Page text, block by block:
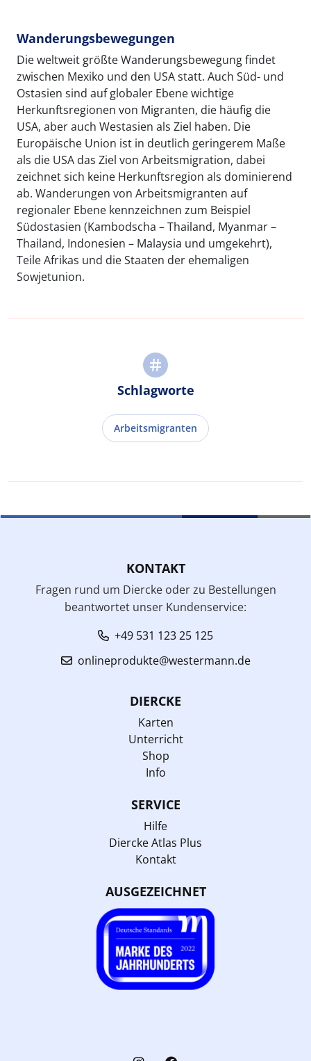
Wanderungsbewegungen
Die weltweit größte Wanderungsbewegung findet
zwischen Mexiko und den USA statt. Auch Süd- und
Ostasien sind auf globaler Ebene wichtige
Herkunftsregionen von Migranten, die häufig die
USA, aber auch Westasien als Ziel haben. Die
Europäische Union ist in deutlich geringerem Maße
als die USA das Ziel von Arbeitsmigration, dabei
zeichnet sich keine Herkunftsregion als dominierend
ab. Wanderungen von Arbeitsmigranten auf
regionaler Ebene kennzeichnen zum Beispiel
Südostasien (Kambodscha – Thailand, Myanmar –
Thailand, Indonesien – Malaysia und umgekehrt),
Teile Afrikas und die Staaten der ehemaligen
Sowjetunion.
Schlagworte
Arbeitsmigranten
KONTAKT
Fragen rund um Diercke oder zu Bestellungen
beantwortet unser Kundenservice:
+49 531 123 25 125
onlineprodukte@westermann.de
DIERCKE
Karten
Unterricht
Shop
Info
SERVICE
Hilfe
Diercke Atlas Plus
Kontakt
AUSGEZEICHNET